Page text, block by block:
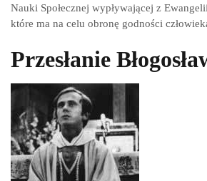
Nauki Społecznej wypływającej z
które ma na celu obronę godności
Przesłanie